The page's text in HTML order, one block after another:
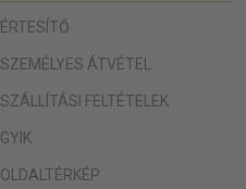
ÉRTESÍTŐ
SZEMÉLYES ÁTVÉTEL
SZÁLLÍTÁSI FELTÉTELEK
GYIK
OLDALTÉRKÉP